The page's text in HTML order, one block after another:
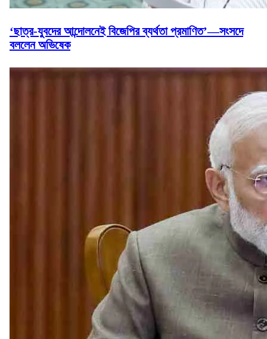
‘ছাত্র-যুবদের আন্দোলনেই বিজেপির ব্যর্থতা প্রমাণিত’—সংসদে
বললেন অভিষেক